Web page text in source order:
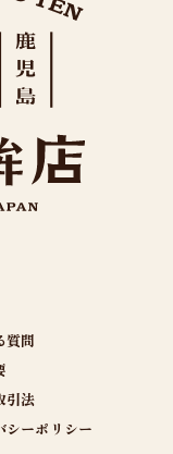
質問
引法
シーポリシー